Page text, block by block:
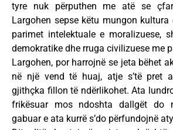
tyre nuk përputhen me atë se
Largohen sepse këtu mungon
parimet intelektuale e moralizuese,
demokratike dhe rruga civilizuese me
Largohen, por harrojnë se jeta bëhet
në një vend të huaj, atje s’të pret
gjithçka fillon të ndërlikohet. Ata
frikësuar mos ndoshta dallgët do
gabuar e ata kurrë s’do përfundojnë